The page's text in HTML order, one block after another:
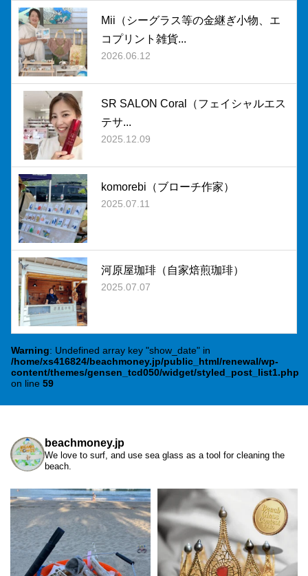
Mii（シーグラス等の金継ぎ小物、エ
コプリント雑貨...
2026.06.12
SR SALON Coral（フェイシャルエス
テサ...
2025.12.09
komorebi（ブローチ作家）
2025.07.11
河原屋珈琲（自家焙煎珈琲）
2025.07.07
Warning: Undefined array key "show_date" in
/home/xs416824/beachmoney.jp/public_html/renewal/wp-
content/themes/gensen_tcd050/widget/styled_post_list1.php
on line59
beachmoney.jp
We love to surf, and use sea glass as a tool for cleaning the
beach.